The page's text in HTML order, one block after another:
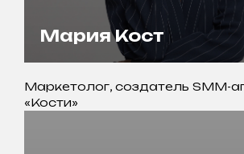
Мария Кост
Маркетолог, создатель SMM-
«Кости»